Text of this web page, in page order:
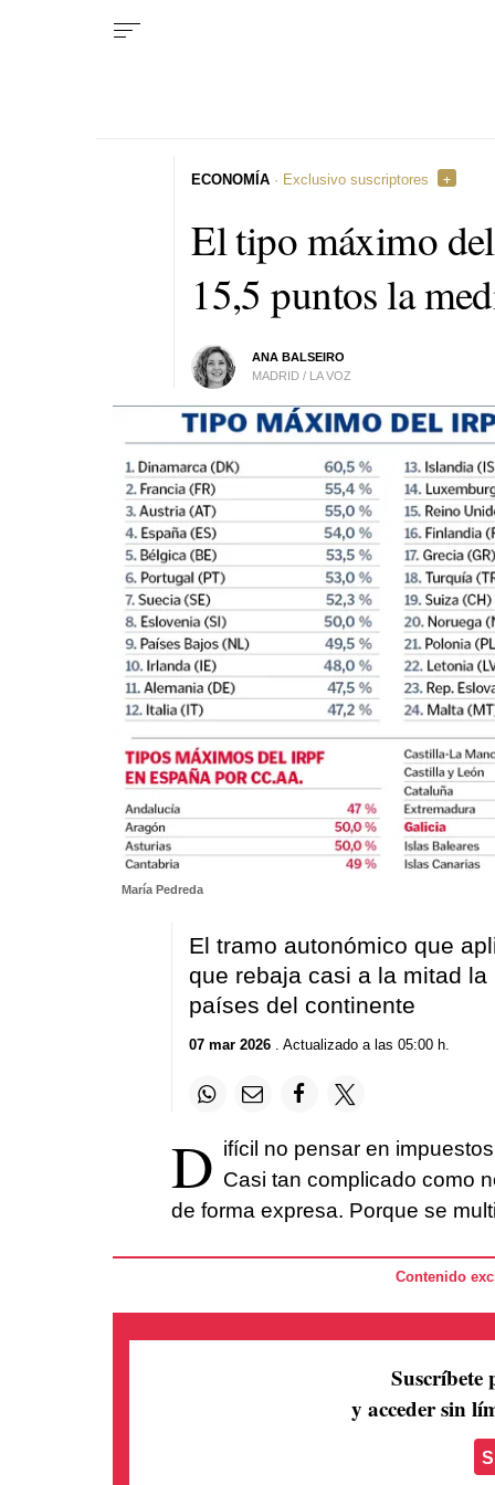
El tipo máximo
15,5 puntos la
ANA BALSEIRO
MADRID / LA VOZ
ECONOMÍA · Exclusivo suscriptores
María Pedreda
El tramo autonómico que
que rebaja casi a la mitad
países del continente
07 mar 2026. Actualizado a las 05:00 h.
D ifícil no pensar en
Casi tan complicado como
de forma expresa. Porque se
Contenido
Suscríbete
y acceder sin